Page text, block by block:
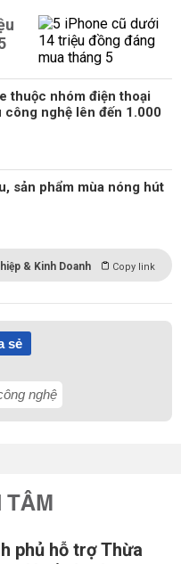
thuộc nhóm điện thoại
nghệ lên đến 1.000
sản phẩm mùa nóng hút
& Kinh Doanh Copy link
sẻ
nghệ
phủ hỗ trợ Thừa